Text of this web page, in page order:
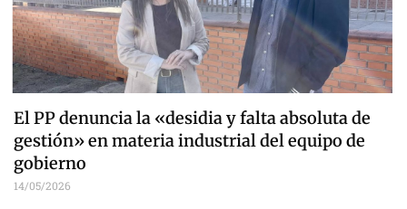
El PP denuncia la «desidia y falta absoluta de
gestión» en materia industrial del equipo de
gobierno
14/05/2026